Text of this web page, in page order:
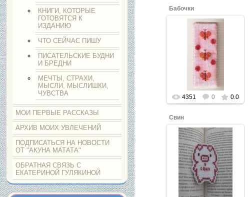
КНИГИ, КОТОРЫЕ
ГОТОВЯТСЯ К
ИЗДАНИЮ
ЧТО СЕЙЧАС ПИШУ
ПИСАТЕЛЬСКИЕ БУДНИ
И БРЕДНИ
МЕЧТЫ, СТРАХИ,
МЫСЛИ, МЫСЛИШКИ,
ЧУВСТВА
МОИ ПЕРВЫЕ РАССКАЗЫ
АРХИВ МОИХ УВЛЕЧЕНИЙ
ПОДПИСАТЬСЯ НА НОВОСТИ
ОТ "АКУНА МАТАТА"
ОБРАТНАЯ СВЯЗЬ С
ЕКАТЕРИНОЙ ГУЛЯКИНОЙ
Бабочки
Нажмите, чтобы
увеличить.
4351 0 0.0
Свин
Нажмите, чтобы
увеличить.